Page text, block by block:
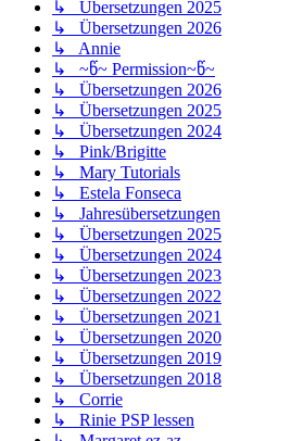
↳ Übersetzungen 2025
↳ Übersetzungen 2026
↳ Annie
↳ ~წ~ Permission~წ~
↳ Übersetzungen 2026
↳ Übersetzungen 2025
↳ Übersetzungen 2024
↳ Pink/Brigitte
↳ Mary Tutorials
↳ Estela Fonseca
↳ Jahresübersetzungen
↳ Übersetzungen 2025
↳ Übersetzungen 2024
↳ Übersetzungen 2023
↳ Übersetzungen 2022
↳ Übersetzungen 2021
↳ Übersetzungen 2020
↳ Übersetzungen 2019
↳ Übersetzungen 2018
↳ Corrie
↳ Rinie PSP lessen